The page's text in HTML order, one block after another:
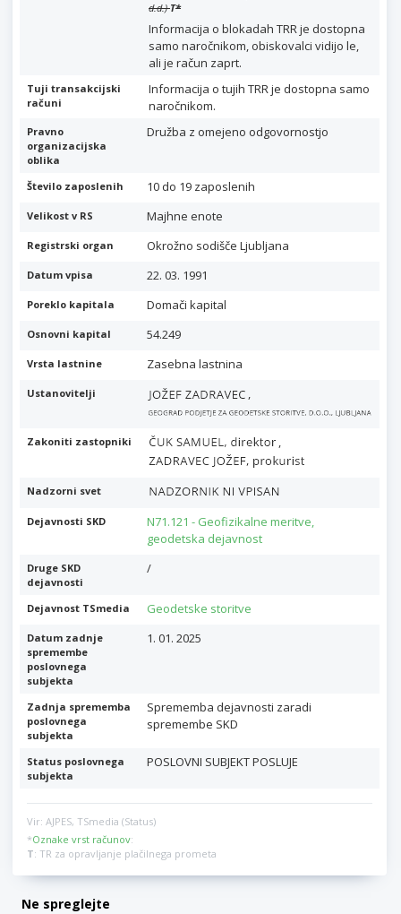
d.d.)T*
Informacija o blokadah TRR je dostopna
samo naročnikom, obiskovalci vidijo le,
ali je račun zaprt.
Tuji transakcijski
računi
Informacija o tujih TRR je dostopna samo
naročnikom.
Pravno
organizacijska
oblika
Družba z omejeno odgovornostjo
Število zaposlenih 10 do 19 zaposlenih
Velikost v RS Majhne enote
Registrski organ Okrožno sodišče Ljubljana
Datum vpisa 22. 03. 1991
Poreklo kapitala Domači kapital
Osnovni kapital 54.249
Vrsta lastnine Zasebna lastnina
Ustanovitelji ,
Zakoniti zastopniki
Nadzorni svet
Dejavnosti SKD
N71.121 - Geofizikalne meritve,
geodetska dejavnost
Druge SKD
dejavnosti
/
Dejavnost TSmedia Geodetske storitve
Datum zadnje
spremembe
poslovnega
subjekta
1. 01. 2025
Zadnja sprememba
poslovnega
subjekta
Sprememba dejavnosti zaradi
spremembe SKD
Status poslovnega
subjekta
POSLOVNI SUBJEKT POSLUJE
Vir: AJPES, TSmedia (Status)
*Oznake vrst računov:
T: TR za opravljanje plačilnega prometa
Ne spreglejte